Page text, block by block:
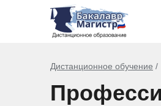
Дистанционное обучение